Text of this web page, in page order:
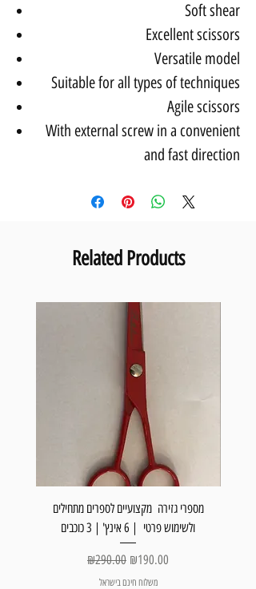
Soft shear
Excellent scissors
Versatile model
Suitable for all types of techniques
Agile scissors
With external screw in a convenient
and fast direction
Related Products
מספרי גזירה מקצועיים לספרים מתחילים
ולשימוש פרטי | 6 אינץ' | 3 כוכבים
Regular Price
₪290.00 Sale Price
₪190.00
משלוח חינם בישראל